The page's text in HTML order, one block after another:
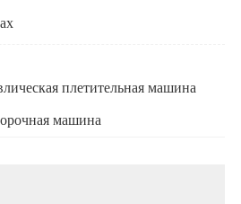
плетительная машина
машина